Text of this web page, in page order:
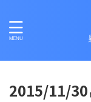
2015/11/30